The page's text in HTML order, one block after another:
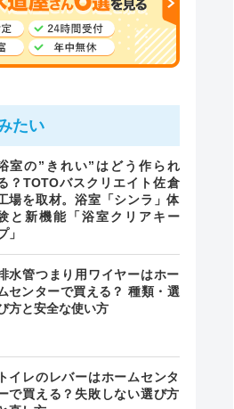
たい
室の”きれい”はどう作られ
？TOTOバスクリエイト佐倉
場を取材。浴室「シンラ」体
と新機能「浴室クリアキー
」
水管つまり用ワイヤーはホー
センターで買える？ 種類・選
方と安全な使い方
トイレのレバーはホームセンタ
で買える？失敗しない選び方